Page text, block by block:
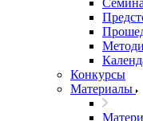
Конкурсы
Материалы